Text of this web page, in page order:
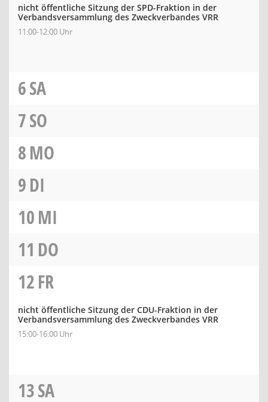
nicht öffentliche Sitzung der SPD-Fraktion in der
Verbandsversammlung des Zweckverbandes VRR
11:00-12:00 Uhr
6SA
7SO
8MO
9DI
10MI
11 DO
12FR
nicht öffentliche Sitzung der CDU-Fraktion in der
Verbandsversammlung des Zweckverbandes VRR
15:00-16:00 Uhr
13SA